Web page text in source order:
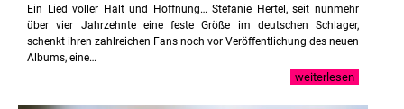
Ein Lied voller Halt und Hoffnung… Stefanie Hertel, seit nunmehr
über vier Jahrzehnte eine feste Größe im deutschen Schlager,
schenkt ihren zahlreichen Fans noch vor Veröffentlichung des neuen
Albums, eine…
weiterlesen